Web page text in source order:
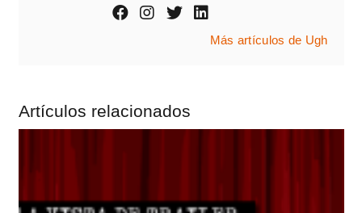
Más artículos de Ugh
Artículos relacionados